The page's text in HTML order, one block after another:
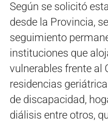
Según se solicitó
desde la Provincia,
seguimiento
instituciones que
vulnerables frente al
residencias
de discapacidad,
diálisis entre otros,